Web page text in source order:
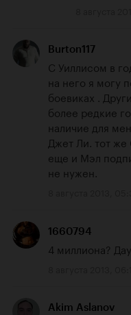
Burton117
С Уиллисом в
на него я могу
боевиках .
более редкие
наличие для
Джет Ли. тот
еще и Мэл
не нужен.
1660794
4 миллиона?
Akim Aslanov